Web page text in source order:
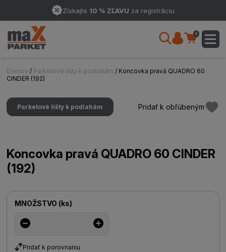
Získajte 10 % ZĽAVU za registráciu
0
Domov / Parketové lišty k podlahám / Koncovka pravá QUADRO 60
CINDER (192)
Parketové lišty k podlahám Pridať k obľúbeným
Koncovka pravá QUADRO 60 CINDER
(192)
MNOŽSTVO (ks)
Pridať k porovnaniu